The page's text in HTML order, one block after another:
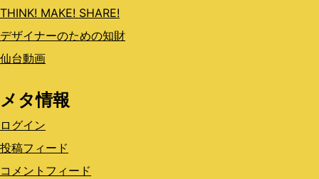
THINK! MAKE! SHARE!
デザイナーのための知財
仙台動画
メタ情報
ログイン
投稿フィード
コメントフィード